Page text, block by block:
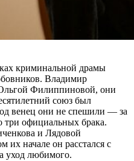
криминальной драмы
Владимир
Филиппиновой, они
союз был
венец они не спешили — за
официальных брака.
и Лядовой
их начале он расстался с
уход любимого.